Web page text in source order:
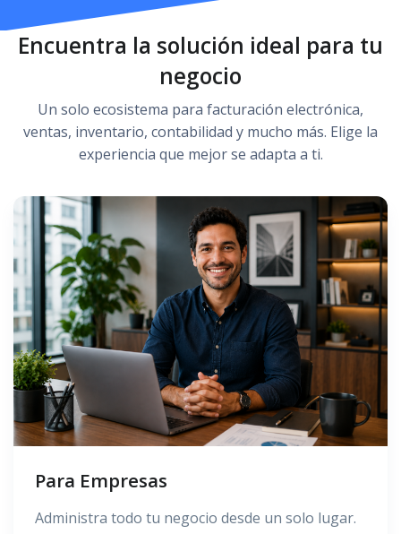
Encuentra la solución ideal para tu
negocio
Un solo ecosistema para facturación electrónica,
ventas, inventario, contabilidad y mucho más. Elige la
experiencia que mejor se adapta a ti.
Para Empresas
Administra todo tu negocio desde un solo lugar.